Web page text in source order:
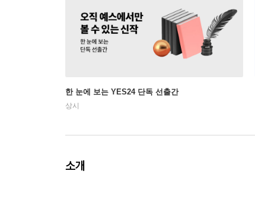
한 눈에 보는 YES24 단독 선출간
상시
소개